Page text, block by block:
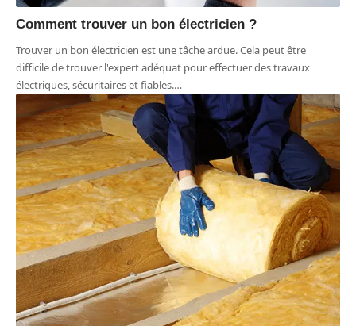
Comment trouver un bon électricien ?
Trouver un bon électricien est une tâche ardue. Cela peut être
difficile de trouver l'expert adéquat pour effectuer des travaux
électriques, sécuritaires et fiables.…